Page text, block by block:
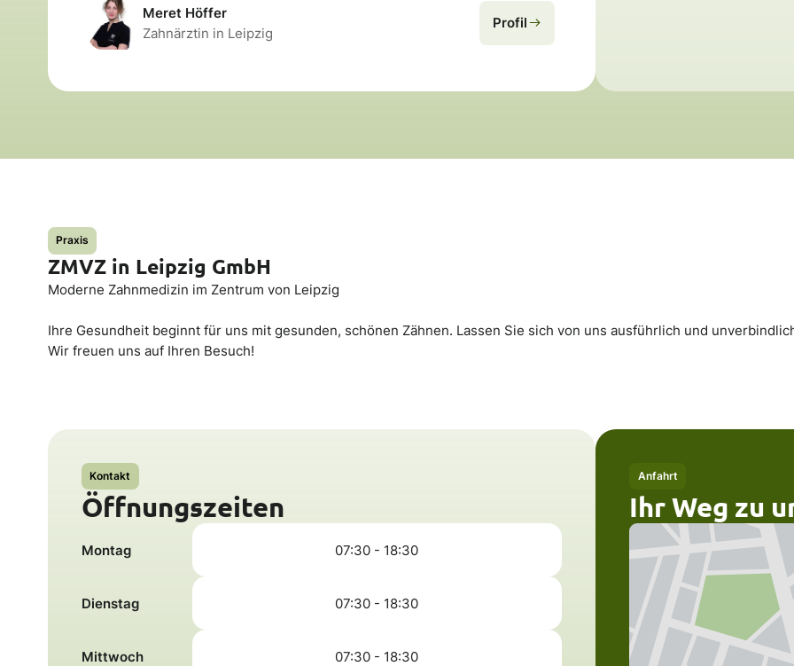
Meret Höffer
Zahnärztin in Leipzig
Profil
Praxis
ZMVZ in Leipzig GmbH
Moderne Zahnmedizin im Zentrum von Leipzig
Ihre Gesundheit beginnt für uns mit gesunden, schönen Zähnen. Lassen Sie sich von uns ausführlich und
Wir freuen uns auf Ihren Besuch!
Kontakt
Öffnungszeiten
Montag 07:30 - 18:30
Dienstag 07:30 - 18:30
Mittwoch 07:30 - 18:30
Anfahrt
Ihr Weg zu